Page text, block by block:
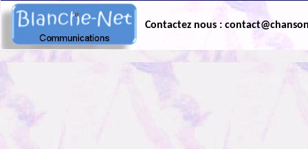
Contactez nous :